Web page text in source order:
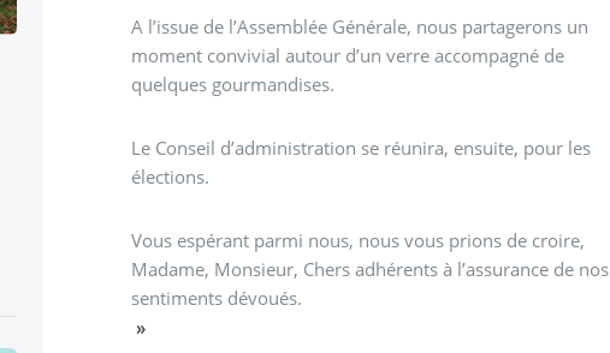
A l’issue de l’Assemblée Générale, nous partagerons un
moment convivial autour d’un verre accompagné de
quelques gourmandises.
Le Conseil d’administration se réunira, ensuite, pour les
élections.
Vous espérant parmi nous, nous vous prions de croire,
Madame, Monsieur, Chers adhérents à l’assurance de nos
sentiments dévoués.
»